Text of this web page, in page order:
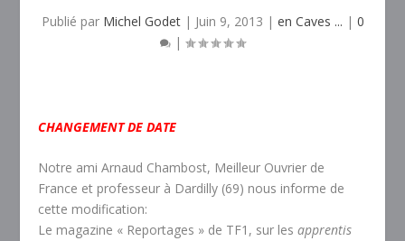
Publié par Michel Godet| Juin 9, 2013 | en Caves ... | 0
|
CHANGEMENT DE DATE
Notre ami Arnaud Chambost, Meilleur Ouvrier de
France et professeur à Dardilly (69) nous informe de
cette modification:
Le magazine « Reportages » de TF1, sur lesapprentis